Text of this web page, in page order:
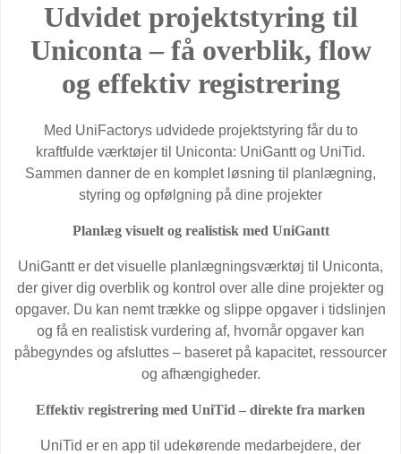
Udvidet projektstyring til
Uniconta – få overblik, flow
og effektiv registrering
Med UniFactorys udvidede projektstyring får du to
kraftfulde værktøjer til Uniconta: UniGantt og UniTid.
Sammen danner de en komplet løsning til planlægning,
styring og opfølgning på dine projekter
Planlæg visuelt og realistisk med UniGantt
UniGantt er det visuelle planlægningsværktøj til Uniconta,
der giver dig overblik og kontrol over alle dine projekter og
opgaver. Du kan nemt trække og slippe opgaver i tidslinjen
og få en realistisk vurdering af, hvornår opgaver kan
påbegyndes og afsluttes – baseret på kapacitet, ressourcer
og afhængigheder.
Effektiv registrering med UniTid – direkte fra marken
UniTid er en app til udekørende medarbejdere, der